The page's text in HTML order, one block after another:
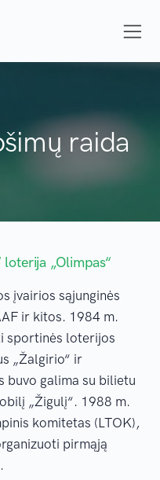
raida
„Olimpas“
įvairios sąjunginės
ir kitos. 1984 m.
sportinės loterijos
„Žalgirio“ ir
buvo galima su bilietu
„Žigulį“. 1988 m.
komitetas (LTOK),
pirmąją